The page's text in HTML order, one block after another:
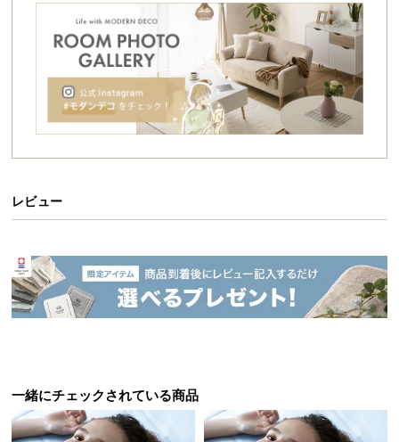
お
い
に
つ
配
送
料
レビュー
一緒にチェックされている商品